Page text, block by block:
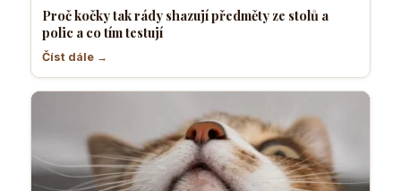
Proč kočky tak rády shazují předměty ze stolů a
polic a co tím testují
Číst dále →